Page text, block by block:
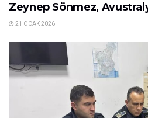
Zeynep Sönmez,
21 OCAK 2026